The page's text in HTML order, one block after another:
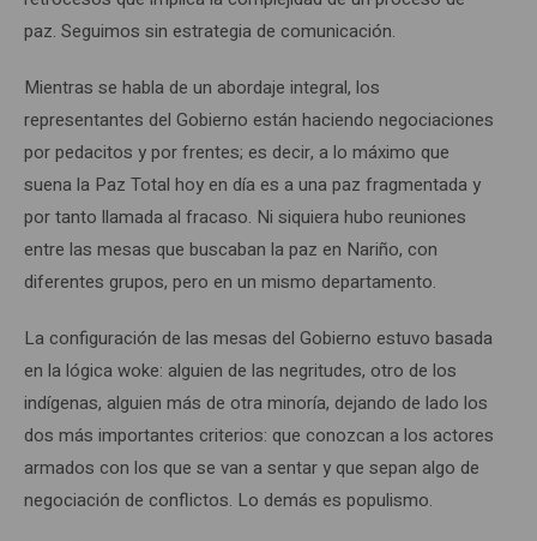
paz. Seguimos sin estrategia de comunicación.
Mientras se habla de un abordaje integral, los
representantes del Gobierno están haciendo negociaciones
por pedacitos y por frentes; es decir, a lo máximo que
suena la Paz Total hoy en día es a una paz fragmentada y
por tanto llamada al fracaso. Ni siquiera hubo reuniones
entre las mesas que buscaban la paz en Nariño, con
diferentes grupos, pero en un mismo departamento.
La configuración de las mesas del Gobierno estuvo basada
en la lógica woke: alguien de las negritudes, otro de los
indígenas, alguien más de otra minoría, dejando de lado los
dos más importantes criterios: que conozcan a los actores
armados con los que se van a sentar y que sepan algo de
negociación de conflictos. Lo demás es populismo.